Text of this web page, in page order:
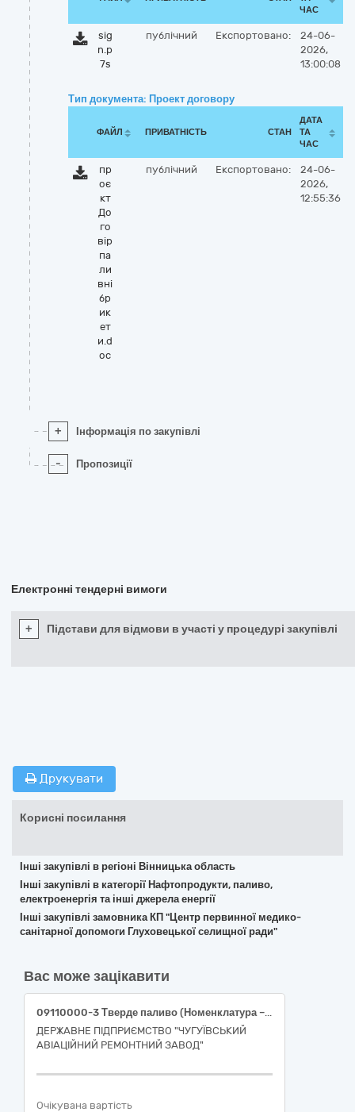
ЧАС
sig
n.p
7s
публічний Експортовано:
24-06-
2026,
13:00:08
Тип документа: Проект договору
ФАЙЛ ПРИВАТНІСТЬ СТАН
ДАТА
ТА
ЧАС
пр
оє
кт
До
го
вір
па
ли
вні
бр
ик
ет
и.d
oc
публічний Експортовано:
24-06-
2026,
12:55:36
+ Інформація по закупівлі
- Пропозиції
Електронні тендерні вимоги
+ Підстави для відмови в участі у процедурі закупівлі
Друкувати
Корисні посилання
Інші закупівлі в регіоні Вінницька область
Інші закупівлі в категорії Нафтопродукти, паливо,
електроенергія та інші джерела енергії
Інші закупівлі замовника КП "Центр первинної медико-
санітарної допомоги Глуховецької селищної ради"
Вас може зацікавити
09110000-3 Тверде паливо (Номенклатура – 09111100-1 Вугілля (Вугілля кам’яне марки ДГ (13-100) або еквівалент))
ДЕРЖАВНЕ ПІДПРИЄМСТВО "ЧУГУЇВСЬКИЙ
АВІАЦІЙНИЙ РЕМОНТНИЙ ЗАВОД"
Очікувана вартість